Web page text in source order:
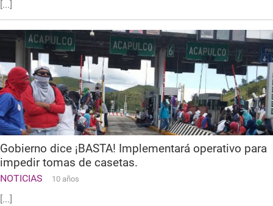
[...]
Gobierno dice ¡BASTA! Implementará operativo para
impedir tomas de casetas.
NOTICIAS 10 años
[...]